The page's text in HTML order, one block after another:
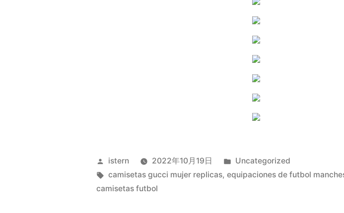
Publicado
por
istern 2022年10月19日
Publicado
en
Uncategorized
Etiquetas:
camisetas gucci mujer replicas,equipaciones de futbol
camisetas futbol